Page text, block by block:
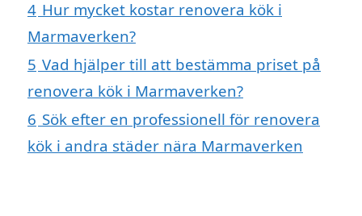
4 Hur mycket kostar renovera kök i
Marmaverken?
5 Vad hjälper till att bestämma priset på
renovera kök i Marmaverken?
6 Sök efter en professionell för renovera
kök i andra städer nära Marmaverken